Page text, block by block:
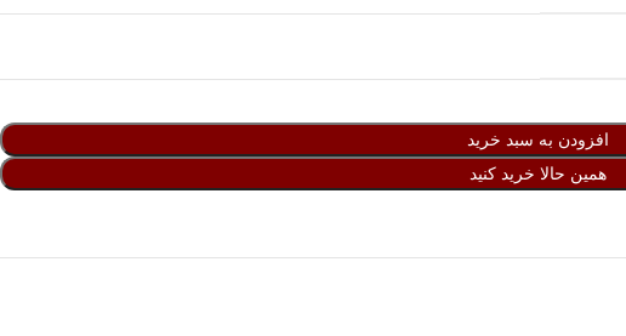
افزودن به سبد خرید
همین حالا خرید کنید